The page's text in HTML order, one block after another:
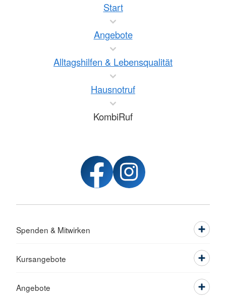
Start
Angebote
Alltagshilfen & Lebensqualität
Hausnotruf
KombiRuf
Spenden & Mitwirken
Kursangebote
Angebote